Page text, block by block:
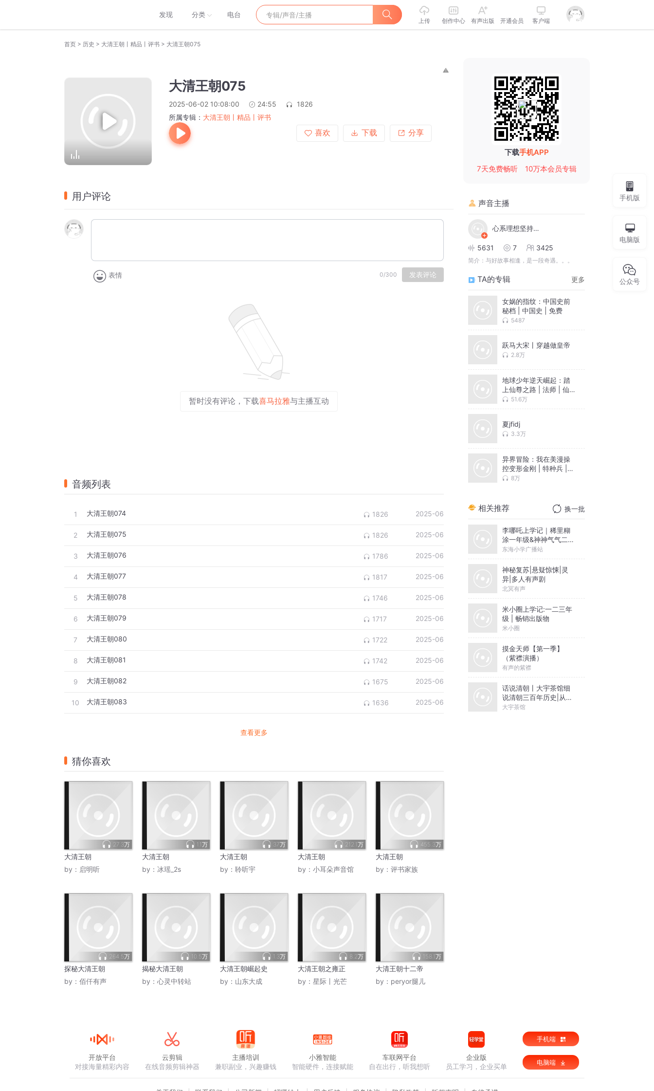
发现 分类 电台
上传 创作中心 有声出版 开通会员 客户端
首页 > 历史 > 大清王朝丨精品丨评书 > 大清王朝075
大清王朝075
2025-06-02 10:08:00 24:55
1826
所属专辑： 大清王朝丨精品丨评书
喜欢
下载 分享
用户评论
表情 0/300 发表评论
暂时没有评论，下载喜马拉雅与主播互动
音频列表
1 大清王朝074 1826 2025-06
2 大清王朝075 1826 2025-06
3 大清王朝076 1786 2025-06
4 大清王朝077 1817 2025-06
5 大清王朝078 1746 2025-06
6 大清王朝079 1717 2025-06
7 大清王朝080 1722 2025-06
8 大清王朝081 1742 2025-06
9 大清王朝082 1675 2025-06
10 大清王朝083 1636 2025-06
查看更多
猜你喜欢
27.3万
大清王朝
by： 启明听
1.1万
大清王朝
by： 冰瑶_2s
37万
大清王朝
by： 聆听宇
212.1万
大清王朝
by： 小耳朵声音馆
455.3万
大清王朝
by： 评书家族
264.5万
探秘大清王朝
by： 佰仟有声
10.5万
揭秘大清王朝
by： 心灵中转站
1.3万
大清王朝崛起史
by： 山东大成
8.2万
大清王朝之雍正
by： 星际丨光芒
158.1万
大清王朝十二帝
by： peryor腿儿
下载手机APP
7天免费畅听
10万本会员专辑
声音主播
心系理想坚持不懈
5631 7 3425
简介： 与好故事相逢，是一段奇遇。。。
TA的专辑 更多
女娲的指纹：中国史前
秘档 | 中国史 | 免费
5487
跃马大宋丨穿越做皇帝
2.8万
地球少年逆天崛起：踏
上仙尊之路 | 法师 | 仙
帝 | 免费
51.6万
夏jfidj
3.3万
异界冒险：我在美漫操
控变形金刚 | 特种兵 |
动漫衍生 | 真人
8万
相关推荐 换一批
李哪吒上学记｜稀里糊
涂一年级&神神气气二年
级
东海小学广播站
神秘复苏|悬疑惊悚|灵
异|多人有声剧
北冥有声
米小圈上学记:一二三年
级 | 畅销出版物
米小圈
摸金天师【第一季】
（紫襟演播）
有声的紫襟
话说清朝丨大宇茶馆细
说清朝三百年历史|从努
尔哈赤到末代皇帝溥仪|
大宇茶馆
手机版
电脑版
公众号
开放平台
对接海量精彩内容
云剪辑
在线音频剪辑神器
主播培训
兼职副业，兴趣赚钱
小雅智能
智能硬件，连接赋能
车联网平台
自在出行，听我想听
企业版
员工学习，企业买单
手机端
电脑端